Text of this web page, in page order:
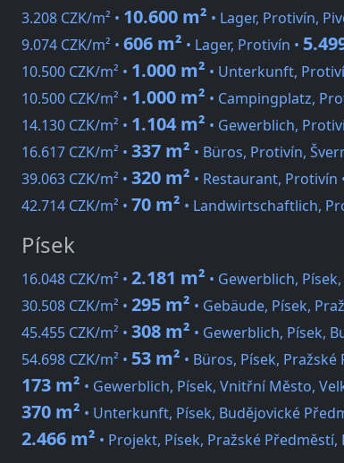
3.208 CZK/m² • 10.600 m² • Lager, Protivín,
9.074 CZK/m² • 606 m² • Lager, Protivín •
10.500 CZK/m² • 1.000 m² • Unterkunft,
10.500 CZK/m² • 1.000 m² • Campingplatz,
14.130 CZK/m² • 1.104 m² • Gewerblich,
16.617 CZK/m² • 337 m² • Büros, Protivín,
39.063 CZK/m² • 320 m² • Restaurant, Protivín
42.714 CZK/m² • 70 m² • Landwirtschaftlich,
Písek
16.048 CZK/m² • 2.181 m² • Gewerblich,
30.508 CZK/m² • 295 m² • Gebäude, Písek,
45.455 CZK/m² • 308 m² • Gewerblich, Písek,
54.698 CZK/m² • 53 m² • Büros, Písek, Pražské
173 m² • Gewerblich, Písek, Vnitřní Město,
370 m² • Unterkunft, Písek, Budějovické
2.466 m² • Projekt, Písek, Pražské Předměstí,